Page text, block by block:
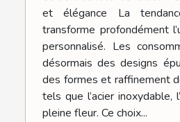
et élégance La
transforme profondément
personnalisé. Les
désormais des designs
des formes et raffinement
tels que l’acier inoxydable,
pleine fleur. Ce choix...